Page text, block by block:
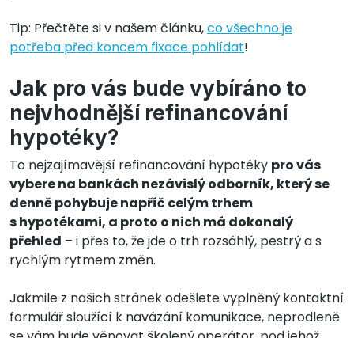
Tip: Přečtěte si v našem článku,co všechno je
potřeba před koncem fixace pohlídat!
Jak pro vás bude vybíráno to
nejvhodnější refinancování
hypotéky?
To nejzajímavější refinancování hypotéky pro vás
vybere na bankách nezávislý odborník, který se
denně pohybuje napříč celým trhem
s hypotékami, a proto o nich má dokonalý
přehled – i přes to, že jde o trh rozsáhlý, pestrý a s
rychlým rytmem změn.
Jakmile z našich stránek odešlete vyplněný kontaktní
formulář sloužící k navázání komunikace, neprodleně